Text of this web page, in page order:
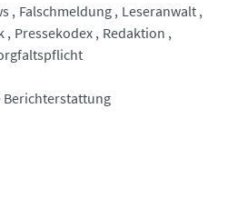
Falschmeldung Leseranwalt
Pressekodex Redaktion
Berichterstattung